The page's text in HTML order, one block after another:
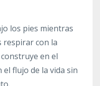
los pies mientras
respirar con la
en el
flujo de la vida sin